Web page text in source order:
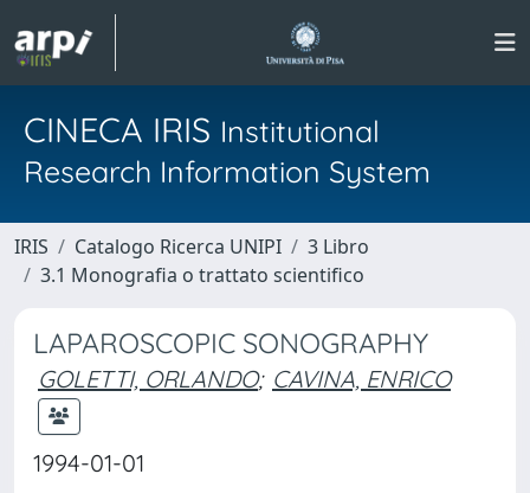
CINECA IRIS Institutional
Research Information System
IRIS Catalogo Ricerca UNIPI
3 Libro
3.1 Monografia o trattato scientifico
LAPAROSCOPIC SONOGRAPHY
GOLETTI, ORLANDO; CAVINA, ENRICO
1994-01-01